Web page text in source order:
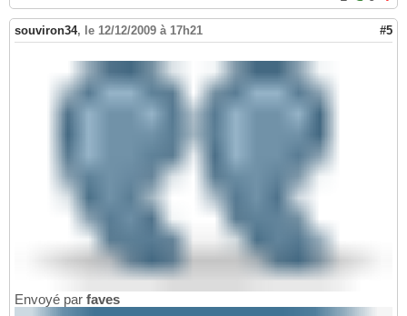
souviron34, le 12/12/2009 à 17h21 #5
Envoyé par faves